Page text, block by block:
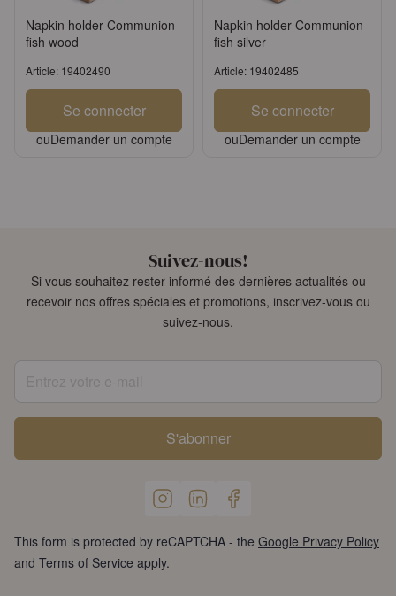
Napkin holder Communion
fish wood
Article: 19402490
Se connecter
ouDemander un compte
Napkin holder Communion
fish silver
Article: 19402485
Se connecter
ouDemander un compte
Suivez-nous!
Si vous souhaitez rester informé des dernières actualités ou
recevoir nos offres spéciales et promotions, inscrivez-vous ou
suivez-nous.
S'abonner
This form is protected by reCAPTCHA - the Google Privacy Policy
and Terms of Service apply.